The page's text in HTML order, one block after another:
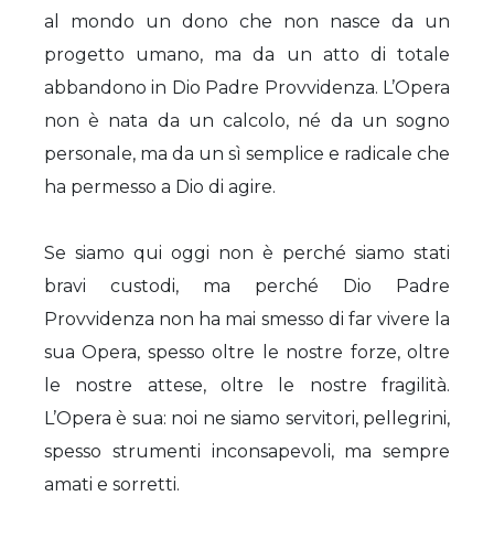
al mondo un dono che non nasce da un
progetto umano, ma da un atto di totale
abbandono in Dio Padre Provvidenza. L’Opera
non è nata da un calcolo, né da un sogno
personale, ma da un sì semplice e radicale che
ha permesso a Dio di agire.
Se siamo qui oggi non è perché siamo stati
bravi custodi, ma perché Dio Padre
Provvidenza non ha mai smesso di far vivere la
sua Opera, spesso oltre le nostre forze, oltre
le nostre attese, oltre le nostre fragilità.
L’Opera è sua: noi ne siamo servitori, pellegrini,
spesso strumenti inconsapevoli, ma sempre
amati e sorretti.